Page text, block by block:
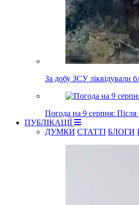
За добу ЗСУ ліквідували
Погода на 9 серпня: Після
ПУБЛІКАЦІЇ
ДУМКИ СТАТТІ БЛОГИ